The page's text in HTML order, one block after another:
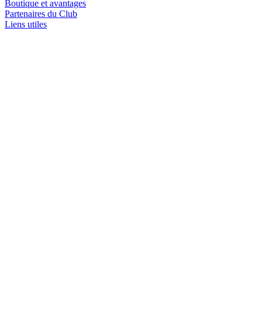
Boutique et avantages
Partenaires du Club
Liens utiles